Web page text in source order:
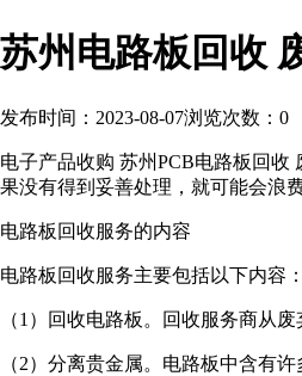
苏州电路板回收
发布时间：2023-08-07浏览次数： 0
电子产品收购 苏州PCB电路板回
果没有得到妥善处理，就可能会浪
电路板回收服务的内容
电路板回收服务主要包括以下内容：
（1）回收电路板。回收服务商从
（2）分离贵金属。电路板中含有